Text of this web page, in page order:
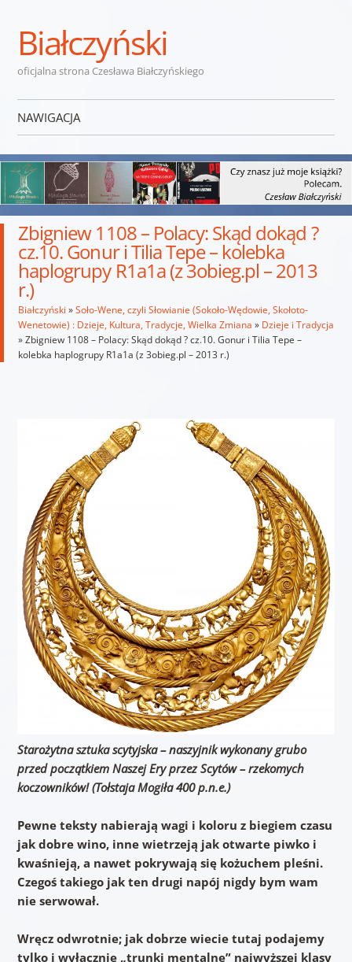
Białczyński
oficjalna strona Czesława Białczyńskiego
NAWIGACJA
Zbigniew 1108 – Polacy: Skąd dokąd ?
cz.10. Gonur i Tilia Tepe – kolebka
haplogrupy R1a1a (z 3obieg.pl – 2013
r.)
Białczyński »Soło-Wene, czyli Słowianie (Sokoło-Wędowie, Skołoto-
Wenetowie) : Dzieje, Kultura, Tradycje, Wielka Zmiana » Dzieje i Tradycja
»Zbigniew 1108 – Polacy: Skąd dokąd ? cz.10. Gonur i Tilia Tepe –
kolebka haplogrupy R1a1a (z 3obieg.pl – 2013 r.)
Starożytna sztuka scytyjska – naszyjnik wykonany grubo
przed początkiem Naszej Ery przez Scytów – rzekomych
koczowników! (Tołstaja Mogiła 400 p.n.e.)
Pewne teksty nabierają wagi i koloru z biegiem czasu
jak dobre wino, inne wietrzeją jak otwarte piwko i
kwaśnieją, a nawet pokrywają się kożuchem pleśni.
Czegoś takiego jak ten drugi napój nigdy bym wam
nie serwował.
Wręcz odwrotnie; jak dobrze wiecie tutaj podajemy
tylko i wyłącznie „trunki mentalne” najwyższej klasy